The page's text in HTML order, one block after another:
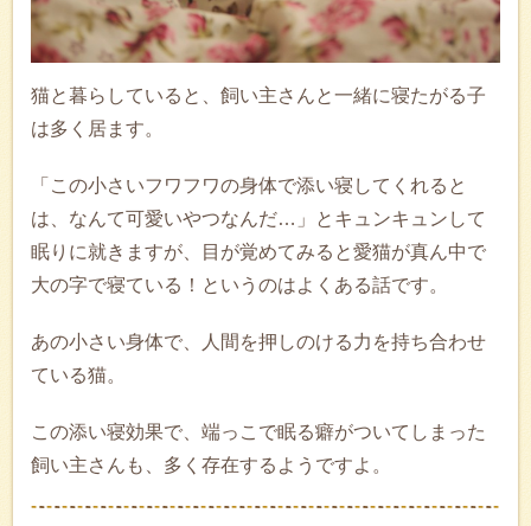
猫と暮らしていると、飼い主さんと一緒に寝たがる子
は多く居ます。
「この小さいフワフワの身体で添い寝してくれると
は、なんて可愛いやつなんだ…」とキュンキュンして
眠りに就きますが、目が覚めてみると愛猫が真ん中で
大の字で寝ている！というのはよくある話です。
あの小さい身体で、人間を押しのける力を持ち合わせ
ている猫。
この添い寝効果で、端っこで眠る癖がついてしまった
飼い主さんも、多く存在するようですよ。